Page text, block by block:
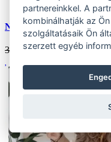
Kedvezmény
30 %
Női steppelt téli kabát
33459 HUF 23422HUF
partnereinkkel. A
kombinálhatják az
szolgáltatásaik Ön
szerzett egyéb